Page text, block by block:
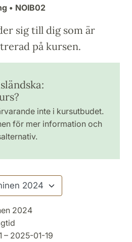
• NOIB02
sig till dig som är
på kursen.
inte i kursutbudet.
för mer information och
2024
– 2025-01-19